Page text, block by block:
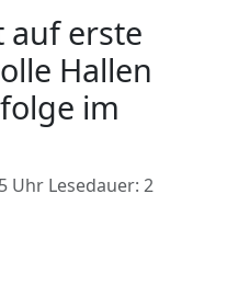
auf erste
Hallen
im
Uhr Lesedauer: 2